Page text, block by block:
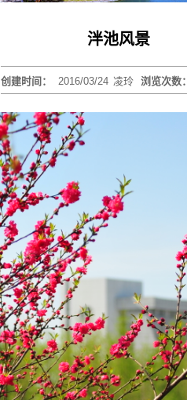
泮池风景
创建时间： 2016/03/24 凌玲 浏览次数：